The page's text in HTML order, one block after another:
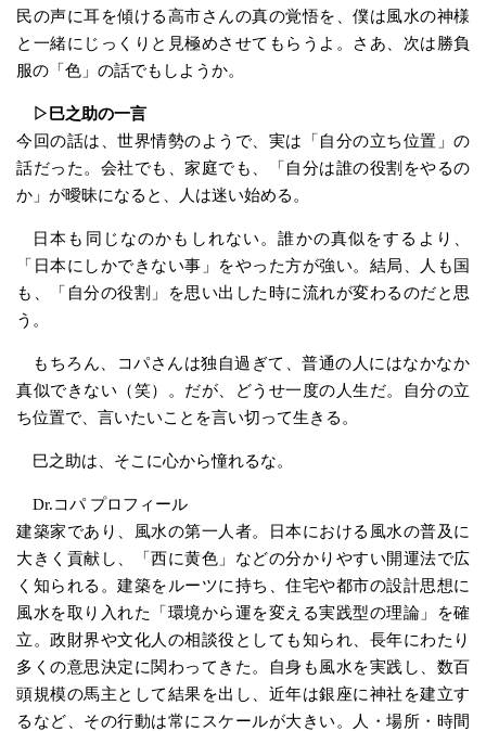
民の声に耳を傾ける高市さんの真の覚悟を、僕は風水の神様
と一緒にじっくりと見極めさせてもらうよ。さあ、次は勝負
服の「色」の話でもしようか。
▷巳之助の一言
今回の話は、世界情勢のようで、実は「自分の立ち位置」の
話だった。会社でも、家庭でも、「自分は誰の役割をやるの
か」が曖昧になると、人は迷い始める。
日本も同じなのかもしれない。誰かの真似をするより、
「日本にしかできない事」をやった方が強い。結局、人も国
も、「自分の役割」を思い出した時に流れが変わるのだと思
う。
もちろん、コパさんは独自過ぎて、普通の人にはなかなか
真似できない（笑）。だが、どうせ一度の人生だ。自分の立
ち位置で、言いたいことを言い切って生きる。
巳之助は、そこに心から憧れるな。
Dr.コパ プロフィール
建築家であり、風水の第一人者。日本における風水の普及に
大きく貢献し、「西に黄色」などの分かりやすい開運法で広
く知られる。建築をルーツに持ち、住宅や都市の設計思想に
風水を取り入れた「環境から運を変える実践型の理論」を確
立。政財界や文化人の相談役としても知られ、長年にわたり
多くの意思決定に関わってきた。自身も風水を実践し、数百
頭規模の馬主として結果を出し、近年は銀座に神社を建立す
るなど、その行動は常にスケールが大きい。人・場所・時間